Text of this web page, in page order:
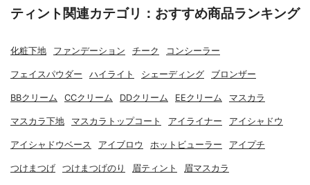
ティント関連カテゴリ：おすすめ商品ランキング
化粧下地 ファンデーション チーク コンシーラー
フェイスパウダー ハイライト シェーディング ブロンザー
BBクリーム CCクリーム DDクリーム EEクリーム マスカラ
マスカラ下地 マスカラトップコート アイライナー アイシャドウ
アイシャドウベース アイブロウ ホットビューラー アイプチ
つけまつげ つけまつげのり 眉ティント 眉マスカラ